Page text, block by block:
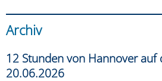
Archiv
12 Stunden von Hannover auf
20.06.2026